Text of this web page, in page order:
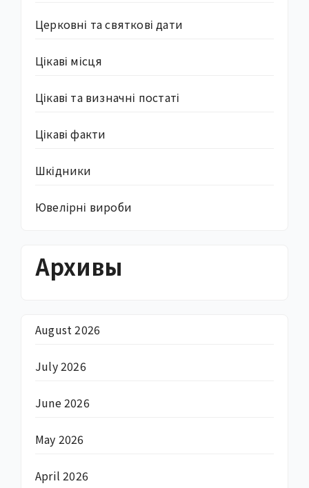
Церковні та святкові дати
Цікаві місця
Цікаві та визначні постаті
Цікаві факти
Шкідники
Ювелірні вироби
Архивы
August 2026
July 2026
June 2026
May 2026
April 2026